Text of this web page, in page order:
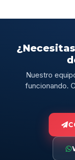
Nuestro
funcionando.